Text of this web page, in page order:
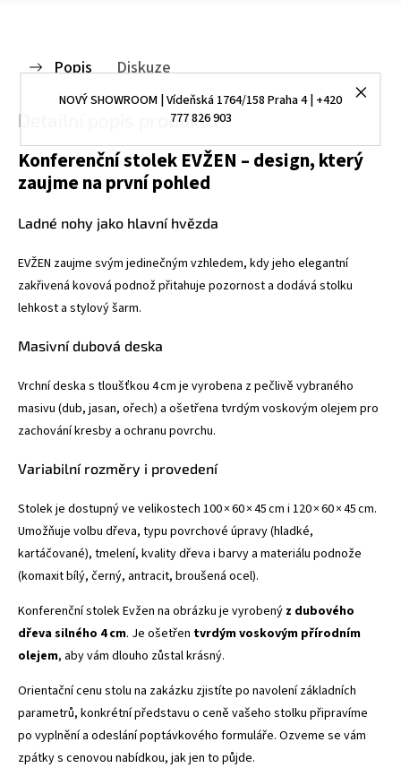
NOVÝ SHOWROOM | Vídeňská 1764/158 Praha 4 | +420
777 826 903
Popis Diskuze
Detailní popis produktu
Konferenční stolek EVŽEN – design, který
zaujme na první pohled
Ladné nohy jako hlavní hvězda
EVŽEN zaujme svým jedinečným vzhledem, kdy jeho elegantní
zakřivená kovová podnož přitahuje pozornost a dodává stolku
lehkost a stylový šarm.
Masivní dubová deska
Vrchní deska s tloušťkou 4 cm je vyrobena z pečlivě vybraného
masivu (dub, jasan, ořech) a ošetřena tvrdým voskovým olejem pro
zachování kresby a ochranu povrchu.
Variabilní rozměry i provedení
Stolek je dostupný ve velikostech 100 × 60 × 45 cm i 120 × 60 × 45 cm.
Umožňuje volbu dřeva, typu povrchové úpravy (hladké,
kartáčované), tmelení, kvality dřeva i barvy a materiálu podnože
(komaxit bílý, černý, antracit, broušená ocel).
Konferenční stolek Evžen na obrázku je vyrobený z dubového
dřeva silného 4 cm. Je ošetřen tvrdým voskovým přírodním
olejem, aby vám dlouho zůstal krásný.
Orientační cenu stolu na zakázku zjistíte po navolení základních
parametrů, konkrétní představu o ceně vašeho stolku připravíme
po vyplnění a odeslání poptávkového formuláře. Ozveme se vám
zpátky s cenovou nabídkou, jak jen to půjde.